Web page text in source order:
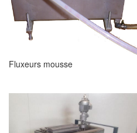
Fluxeurs mousse